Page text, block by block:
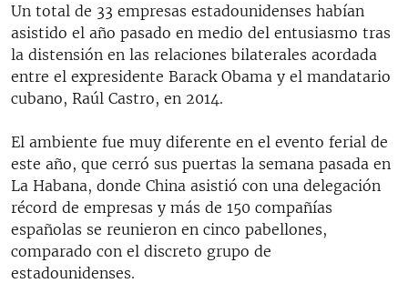
Un total de 33 empresas estadounidenses habían
asistido el año pasado en medio del entusiasmo tras
la distensión en las relaciones bilaterales acordada
entre el expresidente Barack Obama y el mandatario
cubano, Raúl Castro, en 2014.
El ambiente fue muy diferente en el evento ferial de
este año, que cerró sus puertas la semana pasada en
La Habana, donde China asistió con una delegación
récord de empresas y más de 150 compañías
españolas se reunieron en cinco pabellones,
comparado con el discreto grupo de
estadounidenses.